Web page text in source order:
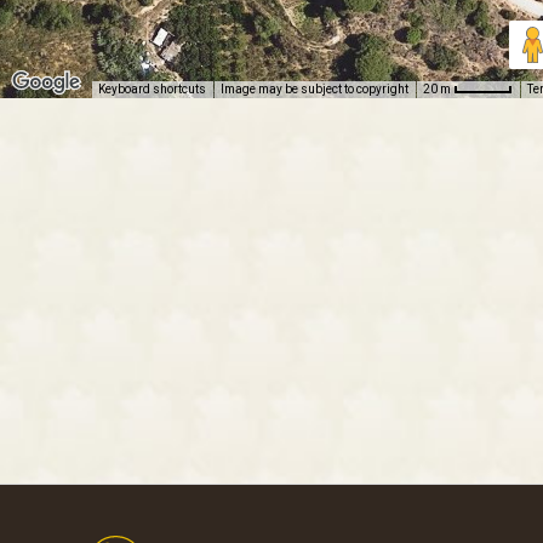
Keyboard shortcuts Image may be subject to copyright 20 m